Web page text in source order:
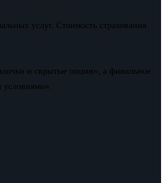
услуг. Стоимость страхования
и скрытые опции», а финальное
условиями».